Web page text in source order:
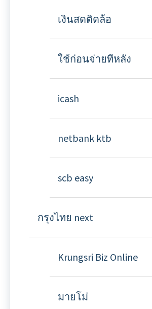
เงินสดติดล้อ
ใช้ก่อนจ่ายทีหลัง
icash
netbank ktb
scb easy
กรุงไทย next
Krungsri Biz Online
มายโม่